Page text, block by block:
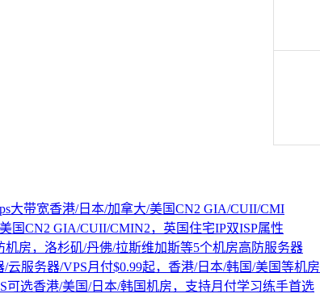
大带宽香港/日本/加拿大/美国CN2 GIA/CUII/CMI
国CN2 GIA/CUII/CMIN2，英国住宅IP双ISP属性
机房，洛杉矶/丹佛/拉斯维加斯等5个机房高防服务器
/云服务器/VPS月付$0.99起，香港/日本/韩国/美国等机房
可选香港/美国/日本/韩国机房，支持月付学习练手首选